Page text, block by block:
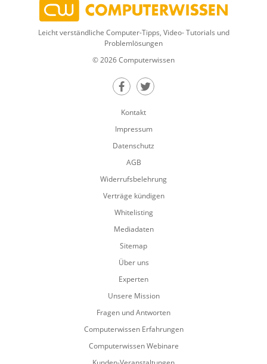
Leicht verständliche Computer-Tipps, Video- Tutorials und
Problemlösungen
© 2026 Computerwissen
Teilen auf Facebook
Teilen auf Twitter
Kontakt
Impressum
Datenschutz
AGB
Widerrufsbelehrung
Verträge kündigen
Whitelisting
Mediadaten
Sitemap
Über uns
Experten
Unsere Mission
Fragen und Antworten
Computerwissen Erfahrungen
Computerwissen Webinare